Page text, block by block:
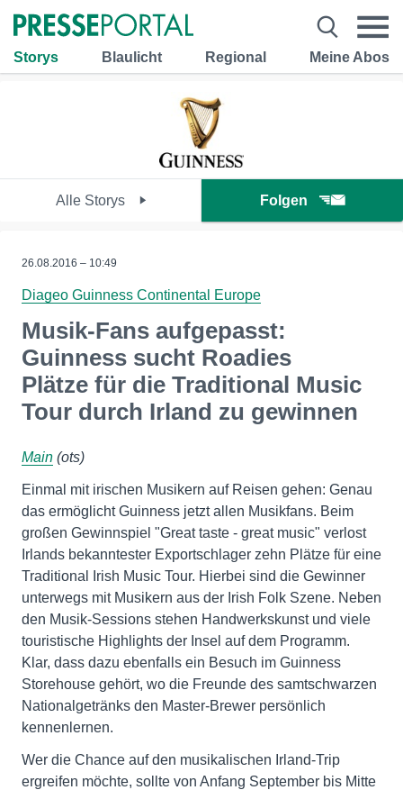
Storys Blaulicht Regional Meine Abos
Alle Storys Folgen
26.08.2016 – 10:49
Diageo Guinness Continental Europe
Musik-Fans aufgepasst:
Guinness sucht Roadies
Plätze für die Traditional Music
Tour durch Irland zu gewinnen
Main (ots)
Einmal mit irischen Musikern auf Reisen gehen: Genau
das ermöglicht Guinness jetzt allen Musikfans. Beim
großen Gewinnspiel "Great taste - great music" verlost
Irlands bekanntester Exportschlager zehn Plätze für eine
Traditional Irish Music Tour. Hierbei sind die Gewinner
unterwegs mit Musikern aus der Irish Folk Szene. Neben
den Musik-Sessions stehen Handwerkskunst und viele
touristische Highlights der Insel auf dem Programm.
Klar, dass dazu ebenfalls ein Besuch im Guinness
Storehouse gehört, wo die Freunde des samtschwarzen
Nationalgetränks den Master-Brewer persönlich
kennenlernen.
Wer die Chance auf den musikalischen Irland-Trip
ergreifen möchte, sollte von Anfang September bis Mitte